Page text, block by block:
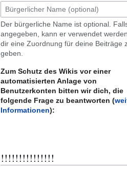
Der bürgerliche Name ist optional.
angegeben, kann er verwendet
dir eine Zuordnung für deine Beiträge
geben.
Zum Schutz des Wikis vor einer
automatisierten Anlage von
Benutzerkonten bitten wir dich, die
folgende Frage zu beantworten (
Informationen):
!!!!!!!!!!!!!!!